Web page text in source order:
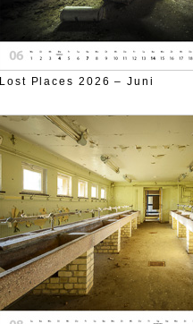
Lost Places 2026 – Juni